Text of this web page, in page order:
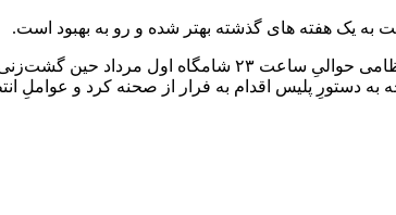
یک هفته های گذشته بهتر شده و رو به بهبود است.
بنا به اظهارات فرمانده انتظامی شهرستان نور
دستورِ پلیس اقدام به فرار از صحنه کرد و عواملِ